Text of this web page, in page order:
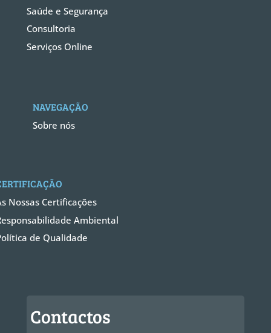
Saúde e Segurança
Consultoria
Serviços Online
NAVEGAÇÃO
Sobre nós
Nossas Certificações
Ambiental
de Qualidade
Contactos